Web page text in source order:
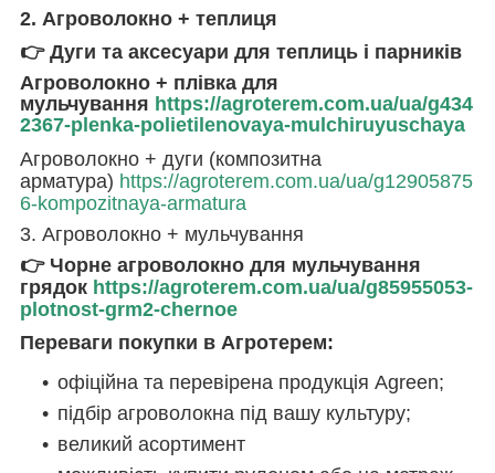
2. Агроволокно + теплиця
👉 Дуги та аксесуари для теплиць і парників
Агроволокно + плівка для
мульчування https://agroterem.com.ua/ua/g434
2367-plenka-polietilenovaya-mulchiruyuschaya
Агроволокно + дуги (композитна
арматура) https://agroterem.com.ua/ua/g12905875
6-kompozitnaya-armatura
3. Агроволокно + мульчування
👉 Чорне агроволокно для мульчування
грядок https://agroterem.com.ua/ua/g85955053-
plotnost-grm2-chernoe
Переваги покупки в Агротерем:
офіційна та перевірена продукція Agreen;
підбір агроволокна під вашу культуру;
великий асортимент